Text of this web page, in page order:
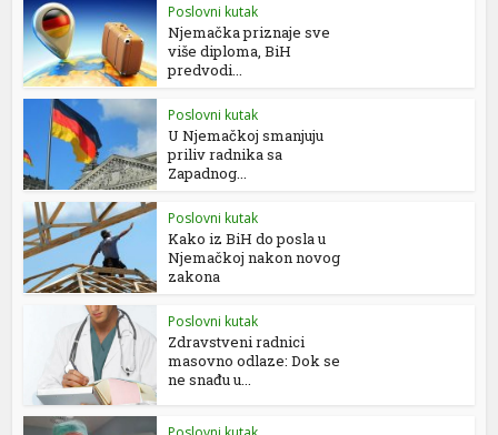
Poslovni kutak
Njemačka priznaje sve
više diploma, BiH
predvodi...
Poslovni kutak
U Njemačkoj smanjuju
priliv radnika sa
Zapadnog...
Poslovni kutak
Kako iz BiH do posla u
Njemačkoj nakon novog
zakona
Poslovni kutak
Zdravstveni radnici
masovno odlaze: Dok se
ne snađu u...